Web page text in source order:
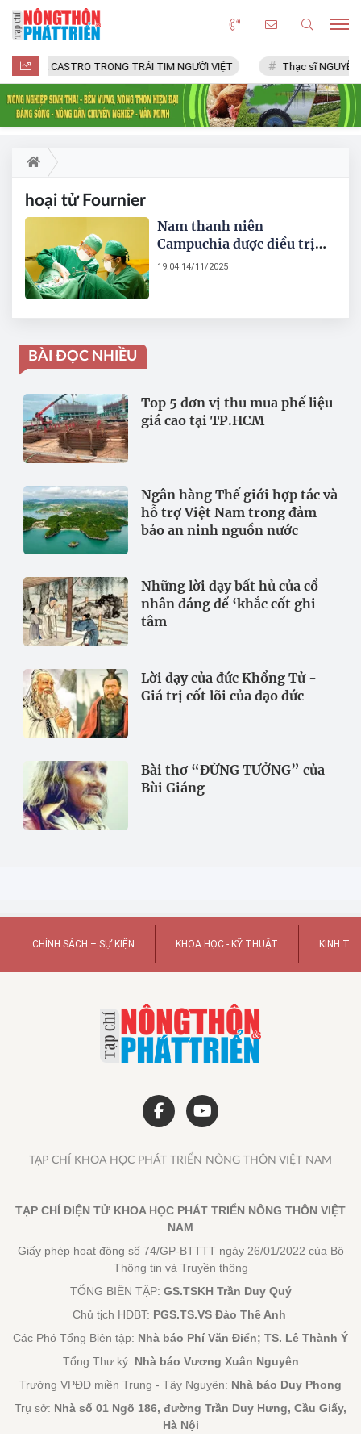
FIDEL CASTRO TRONG TRÁI TIM NGƯỜI VIỆT Thạc sĩ NGUYỄN
hoại tử Fournier
Nam thanh niên
Campuchia được điều trị
thoát khỏi nguy hiểm do
19:04 14/11/2025
BÀI ĐỌC NHIỀU
Top 5 đơn vị thu mua phế liệu
giá cao tại TP.HCM
Ngân hàng Thế giới hợp tác và
hỗ trợ Việt Nam trong đảm
bảo an ninh nguồn nước
Những lời dạy bất hủ của cổ
nhân đáng để ‘khắc cốt ghi
tâm
Lời dạy của đức Khổng Tử -
Giá trị cốt lõi của đạo đức
Bài thơ “ĐỪNG TƯỞNG” của
Bùi Giáng
CHÍNH SÁCH – SỰ KIỆN KHOA HỌC - KỸ THUẬT KINH TẾ
TẠP CHÍ KHOA HỌC PHÁT TRIỂN NÔNG THÔN VIỆT NAM
TẠP CHÍ ĐIỆN TỬ KHOA HỌC PHÁT TRIỂN NÔNG THÔN VIỆT
NAM
Giấy phép hoạt động số 74/GP-BTTTT ngày 26/01/2022 của Bộ
Thông tin và Truyền thông
TỔNG BIÊN TẬP: GS.TSKH Trần Duy Quý
Chủ tịch HĐBT: PGS.TS.VS Đào Thế Anh
Các Phó Tổng Biên tập: Nhà báo Phí Văn Điển; TS. Lê Thành Ý
Tổng Thư ký: Nhà báo Vương Xuân Nguyên
Trưởng VPĐD miền Trung - Tây Nguyên: Nhà báo Duy Phong
Trụ sở: Nhà số 01 Ngõ 186, đường Trần Duy Hưng, Cầu Giấy,
Hà Nội